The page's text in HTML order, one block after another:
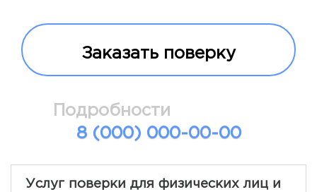
Заказать поверку
Подробности
8 (000) 000-00-00
Услуг поверки для физических лиц и